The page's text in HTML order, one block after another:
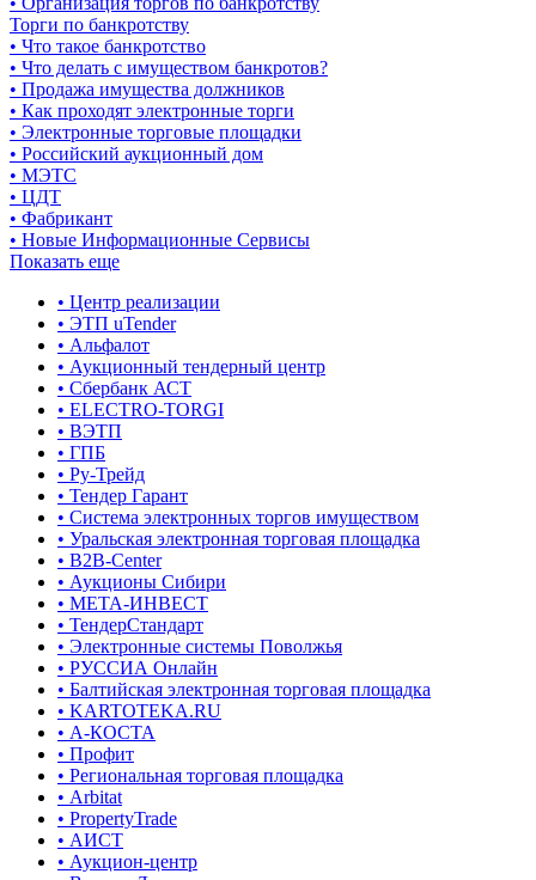
Торги по банкротству
• Что такое банкротство
• Что делать с имуществом банкротов?
• Продажа имущества должников
• Как проходят электронные торги
• Электронные торговые площадки
• Российский аукционный дом
• МЭТС
• ЦДТ
• Фабрикант
• Новые Информационные Сервисы
Показать еще
• Центр реализации
• ЭТП uTender
• Альфалот
• Аукционный тендерный центр
• Сбербанк АСТ
• ELECTRO-TORGI
• ВЭТП
• ГПБ
• Ру-Трейд
• Тендер Гарант
• Система электронных торгов имуществом
• Уральская электронная торговая площадка
• B2B-Center
• Аукционы Сибири
• МЕТА-ИНВЕСТ
• ТендерСтандарт
• Электронные системы Поволжья
• РУССИА Онлайн
• Балтийская электронная торговая площадка
• KARTOTEKA.RU
• А-КОСТА
• Профит
• Региональная торговая площадка
• Arbitat
• PropertyTrade
• АИСТ
• Аукцион-центр